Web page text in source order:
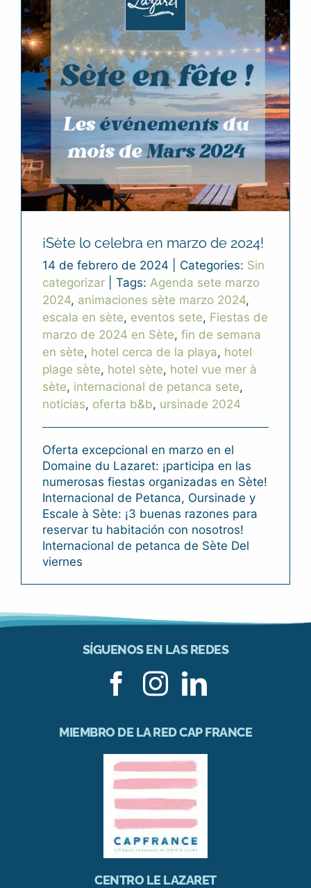
¡Sète lo celebra en marzo de 2024!
14 de febrero de 2024 Categories: Sin
categorizar
Tags: Agenda sete marzo
2024, animaciones sète marzo 2024,
escala en sète, eventos sete, Fiestas de
marzo de 2024 en Sète, fin de semana
en sète, hotel cerca de la playa, hotel
plage sète, hotel sète, hotel vue mer à
sète, internacional de petanca sete,
noticias, oferta b&b, ursinade 2024
Oferta excepcional en marzo en el
Domaine du Lazaret: ¡participa en las
numerosas fiestas organizadas en Sète!
Internacional de Petanca, Oursinade y
Escale à Sète: ¡3 buenas razones para
reservar tu habitación con nosotros!
Internacional de petanca de Sète Del
viernes
SÍGUENOS EN LAS REDES
MIEMBRO DE LA RED CAP FRANCE
CENTRO LE LAZARET